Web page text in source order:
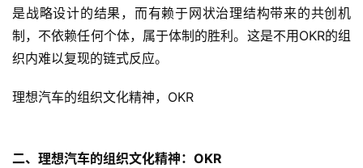
是战略设计的结果，而有赖于网状治理结构带来的共创机
制，不依赖任何个体，属于体制的胜利。这是不用OKR的组
织内难以复现的链式反应。
理想汽车的组织文化精神，OKR
二、理想汽车的组织文化精神：OKR